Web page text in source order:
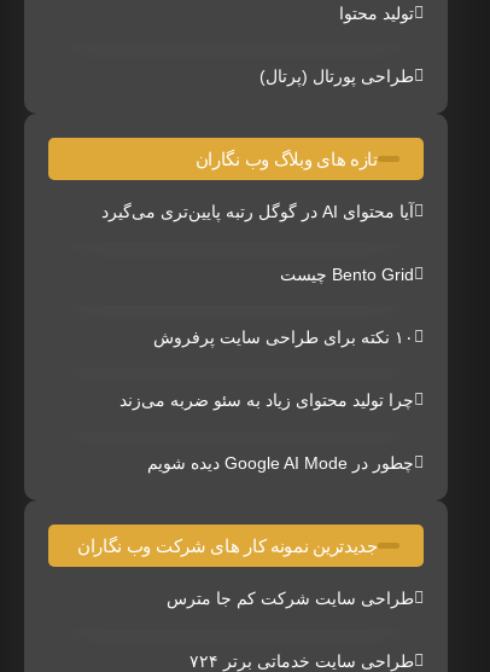
تولید محتوا
طراحی پورتال (پرتال)
تازه های وبلاگ وب نگاران
آیا محتوای AI در گوگل رتبه پایین‌تری می‌گیرد
Bento Grid چیست
۱۰ نکته برای طراحی سایت پرفروش
چرا تولید محتوای زیاد به سئو ضربه می‌زند
چطور در Google AI Mode دیده شویم
جدیدترین نمونه کار های شرکت وب نگاران
طراحی سایت شرکت کم جا مترس
طراحی سایت خدماتی برتر ۷۲۴